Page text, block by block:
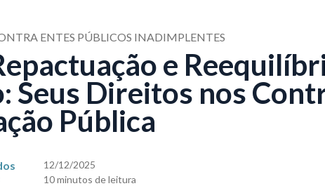
ENTES PÚBLICOS INADIMPLENTES
e
Seus Direitos nos
Pública
12/12/2025
10 minutos de leitura